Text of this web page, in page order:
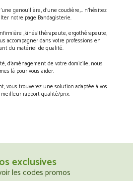
genouillère, d’une coudière,… n’hésitez
notre page Bandagisterie.
,kinésithérapeute, ergothérapeute,
accompagner dans votre professions en
du matériel de qualité.
d’aménagement de votre domicile, nous
là pour vous aider.
vous trouverez une solution adaptée à vos
meilleur rapport qualité/prix.
exclusives
les codes promos